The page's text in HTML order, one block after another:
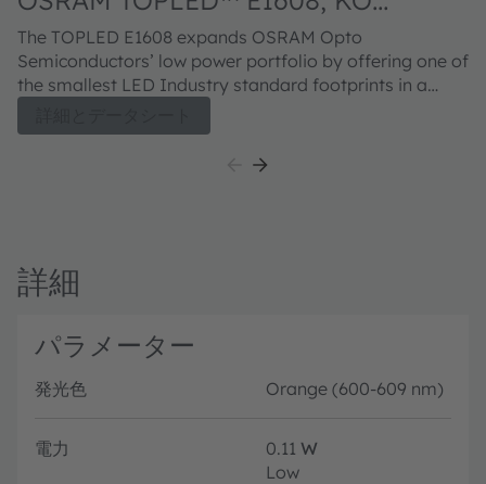
DELPS1.22
The TOPLED E1608 expands OSRAM Opto
Semiconductors’ low power portfolio by offering one of
the smallest LED Industry standard footprints in a
outstanding performance is suitable for a huge variety
of applications especially automotive interior where a
詳細
パラメーター
発光色 Orange (600-609 nm)
電力 0.11 W
Low